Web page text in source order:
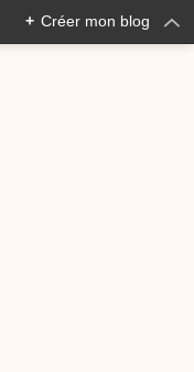
+ Créer mon blog